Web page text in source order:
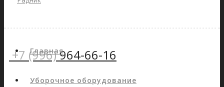
+7 (996)964-66-16
Главная
Уборочное оборудование